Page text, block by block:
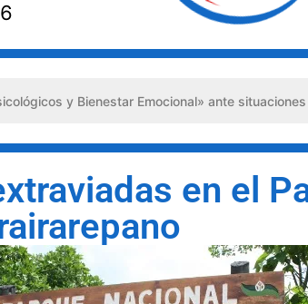
Bienestar Emocional» ante situaciones de crisis
en el